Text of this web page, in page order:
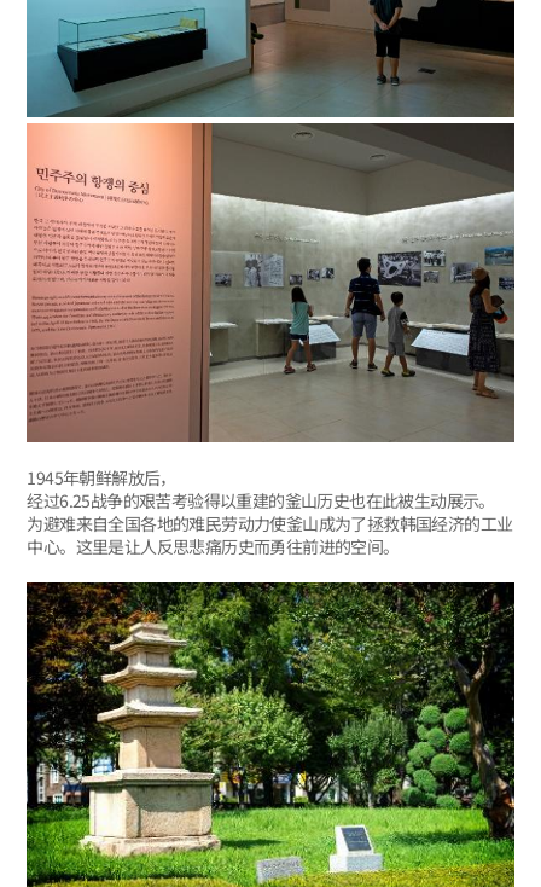
1945年朝鲜解放后，
经过6.25战争的艰苦考验得以重建的釜山历史也在此被生动展示。
为避难来自全国各地的难民劳动力使釜山成为了拯救韩国经济的工业
中心。这里是让人反思悲痛历史而勇往前进的空间。